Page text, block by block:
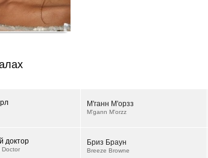
М'ганн М'орзз
M'gann M'orzz
доктор
Doctor
Бриз Браун
Breeze Browne